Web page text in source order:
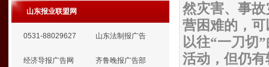
山东报业联盟网
0531-88029627 山东法制报广告
经济导报广告网 齐鲁晚报广告部
然灾害、事
营困难的，
以往“一刀切
活动，但仍